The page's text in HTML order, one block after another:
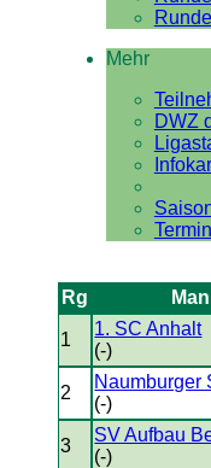
Mehr
DWZ
Rg
1
1. SC Anhalt
(-)
2
Naumburger
(-)
3
SV Aufbau
(-)